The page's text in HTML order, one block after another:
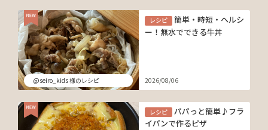
@seiro_kids 様のレシピ
レシピ
簡単・時短・ヘルシ
ー！無水でできる牛丼
2026/08/06
レシピ
パパっと簡単♪フラ
イパンで作るピザ